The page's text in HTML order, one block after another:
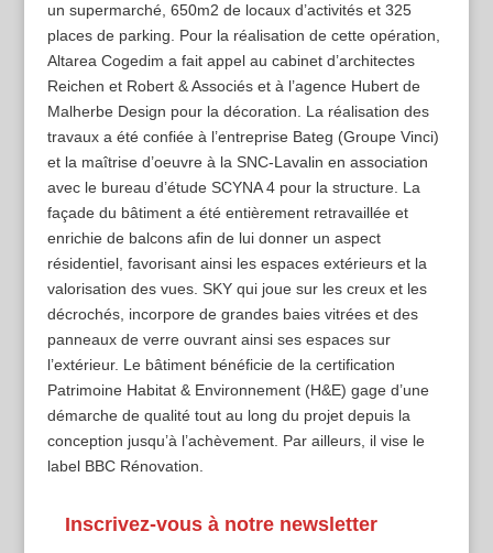
un supermarché, 650m2 de locaux d’activités et 325
places de parking. Pour la réalisation de cette opération,
Altarea Cogedim a fait appel au cabinet d’architectes
Reichen et Robert & Associés et à l’agence Hubert de
Malherbe Design pour la décoration. La réalisation des
travaux a été confiée à l’entreprise Bateg (Groupe Vinci)
et la maîtrise d’oeuvre à la SNC-Lavalin en association
avec le bureau d’étude SCYNA 4 pour la structure. La
façade du bâtiment a été entièrement retravaillée et
enrichie de balcons afin de lui donner un aspect
résidentiel, favorisant ainsi les espaces extérieurs et la
valorisation des vues. SKY qui joue sur les creux et les
décrochés, incorpore de grandes baies vitrées et des
panneaux de verre ouvrant ainsi ses espaces sur
l’extérieur. Le bâtiment bénéficie de la certification
Patrimoine Habitat & Environnement (H&E) gage d’une
démarche de qualité tout au long du projet depuis la
conception jusqu’à l’achèvement. Par ailleurs, il vise le
label BBC Rénovation.
Inscrivez-vous à notre newsletter